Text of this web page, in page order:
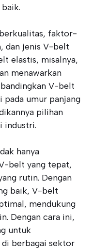
faktor-
dan jenis V-belt
elastis, misalnya,
menawarkan
V-belt
umur panjang
pilihan
industri.
hanya
belt yang tepat,
rutin. Dengan
baik, V-belt
mendukung
Dengan cara ini,
untuk
berbagai sektor